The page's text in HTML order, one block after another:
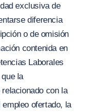
exclusiva de
diferencia
o de omisión
contenida en
Laborales
la
con la
ofertado, la